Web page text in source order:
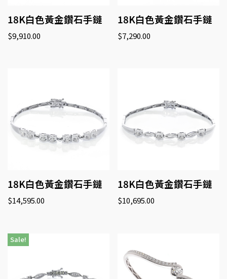
18K白色黃金鑽石手鏈
$9,910.00
18K白色黃金鑽石手鏈
$7,290.00
18K白色黃金鑽石手鏈
$14,595.00
18K白色黃金鑽石手鏈
$10,695.00
Sale!